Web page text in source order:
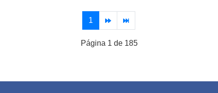
1
Página 1 de 185